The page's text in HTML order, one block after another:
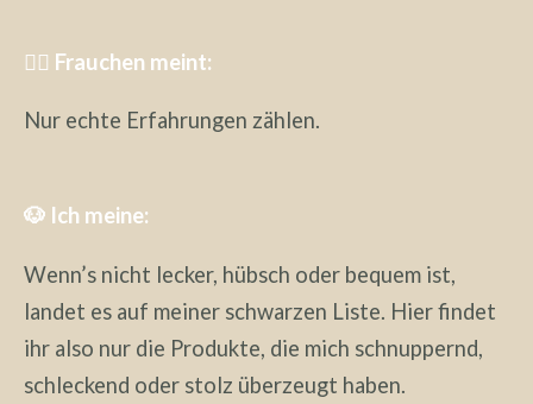
🧔‍♀️ Frauchen meint:
Nur echte Erfahrungen zählen.
🐶 Ich meine:
Wenn’s nicht lecker, hübsch oder bequem ist,
landet es auf meiner schwarzen Liste. Hier findet
ihr also nur die Produkte, die mich schnuppernd,
schleckend oder stolz überzeugt haben.